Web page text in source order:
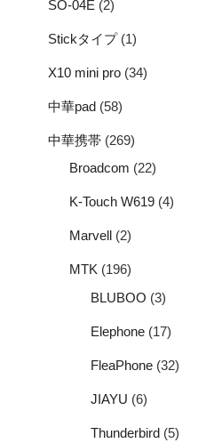
SO-04E (2)
Stickタイプ(1)
X10 mini pro (34)
中華pad (58)
中華携帯 (269)
Broadcom (22)
K-Touch W619 (4)
Marvell (2)
MTK (196)
BLUBOO (3)
Elephone (17)
FleaPhone (32)
JIAYU (6)
Thunderbird (5)